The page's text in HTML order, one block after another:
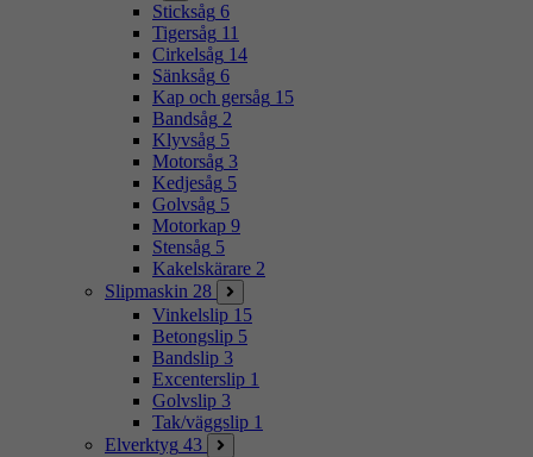
Sticksåg 6
Tigersåg 11
Cirkelsåg 14
Sänksåg 6
Kap och gersåg 15
Bandsåg 2
Klyvsåg 5
Motorsåg 3
Kedjesåg 5
Golvsåg 5
Motorkap 9
Stensåg 5
Kakelskärare 2
Slipmaskin 28
Vinkelslip 15
Betongslip 5
Bandslip 3
Excenterslip 1
Golvslip 3
Tak/väggslip 1
Elverktyg 43